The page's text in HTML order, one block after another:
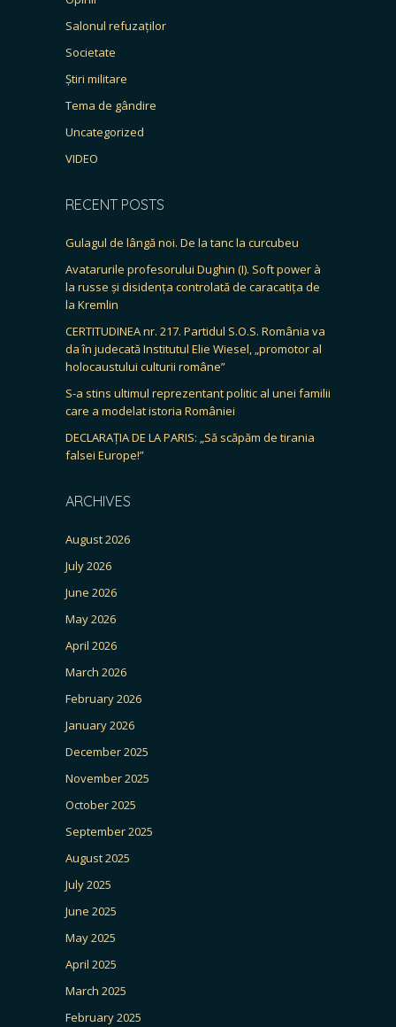
Salonul refuzaților
Societate
Știri militare
Tema de gândire
Uncategorized
VIDEO
RECENT POSTS
Gulagul de lângă noi. De la tanc la curcubeu
Avatarurile profesorului Dughin (I). Soft power à
la russe și disidența controlată de caracatița de
la Kremlin
CERTITUDINEA nr. 217. Partidul S.O.S. România va
da în judecată Institutul Elie Wiesel, „promotor al
holocaustului culturii române”
S-a stins ultimul reprezentant politic al unei familii
care a modelat istoria României
DECLARAȚIA DE LA PARIS: „Să scăpăm de tirania
falsei Europe!”
ARCHIVES
August 2026
July 2026
June 2026
May 2026
April 2026
March 2026
February 2026
January 2026
December 2025
November 2025
October 2025
September 2025
August 2025
July 2025
June 2025
May 2025
April 2025
March 2025
February 2025